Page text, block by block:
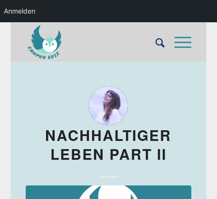
Anmelden
NACHHALTIGER
LEBEN PART II